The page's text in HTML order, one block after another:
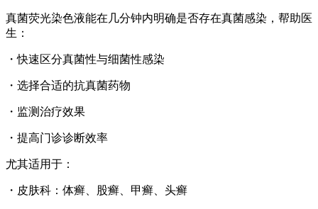
真菌荧光染色液能在几分钟内明确是否存在真菌感染，帮助医
生：
・快速区分真菌性与细菌性感染
・选择合适的抗真菌药物
・监测治疗效果
・提高门诊诊断效率
尤其适用于：
・皮肤科：体癣、股癣、甲癣、头癣